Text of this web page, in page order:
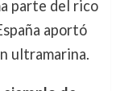
parte del rico
aportó
ultramarina.